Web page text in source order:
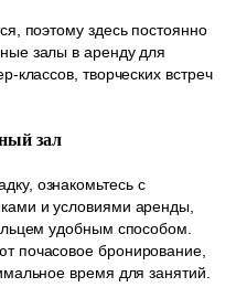
поэтому здесь постоянно
залы в аренду для
классов, творческих встреч
зал
ознакомьтесь с
и условиями аренды,
удобным способом.
почасовое бронирование,
время для занятий.